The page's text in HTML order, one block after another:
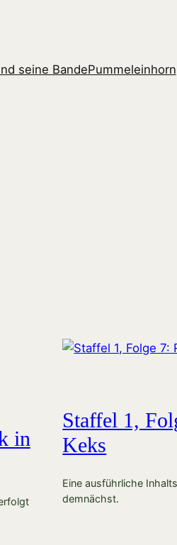
seine BandePummeleinhorn
in
Staffel 1,
Keks
Eine ausführliche
demnächst.